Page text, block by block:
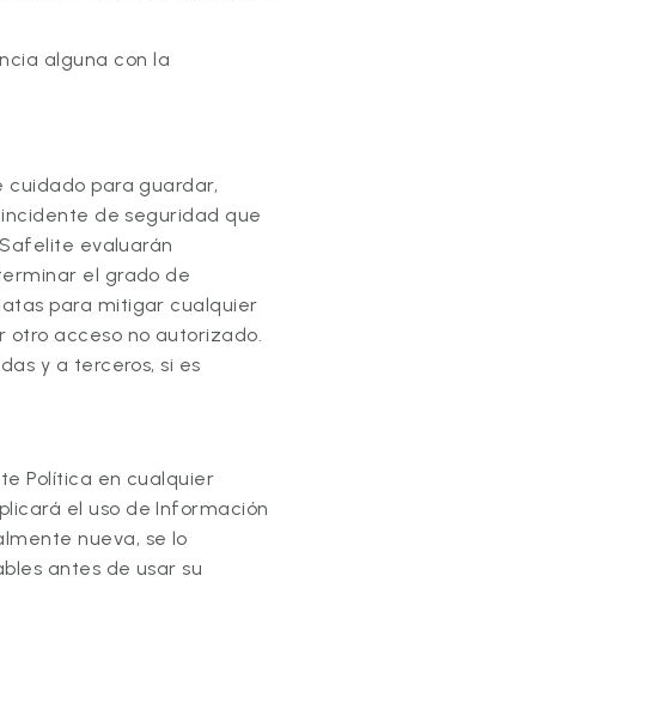
alguna con la
cuidado para guardar,
de seguridad que
evaluarán
el grado de
para mitigar cualquier
otro acceso no autorizado.
y a terceros, si es
Política en cualquier
el uso de Información
nueva, se lo
antes de usar su